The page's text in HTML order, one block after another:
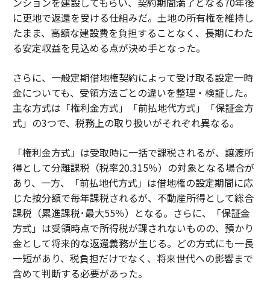
に更地で返還を受ける仕組みだ。土地の所有権を維持し
たまま、高額な建設費を負担することなく、長期にわた
る安定収益を見込める点が決め手となった。
さらに、一般定期借地権契約によって受け取る設定一時
金についても、受領方法ごとの違いを整理・検証した。
主な方式は「権利金方式」「前払地代方式」「保証金方
式」の3つで、税務上の取り扱いがそれぞれ異なる。
「権利金方式」は受取時に一括で課税されるが、譲渡所
得として分離課税（税率20.315％）の対象となる場合が
あり、一方、「前払地代方式」は借地権の設定期間に応
じた按分額で毎年課税されるが、不動産所得として総合
課税（累進課税･最大55％）となる。さらに、「保証金
方式」は受領時点で所得税が課されないものの、預かり
金として将来的な返還義務が生じる。どの方式にも一長
一短があり、税負担だけでなく、将来世代への影響まで
含めて判断する必要があった。